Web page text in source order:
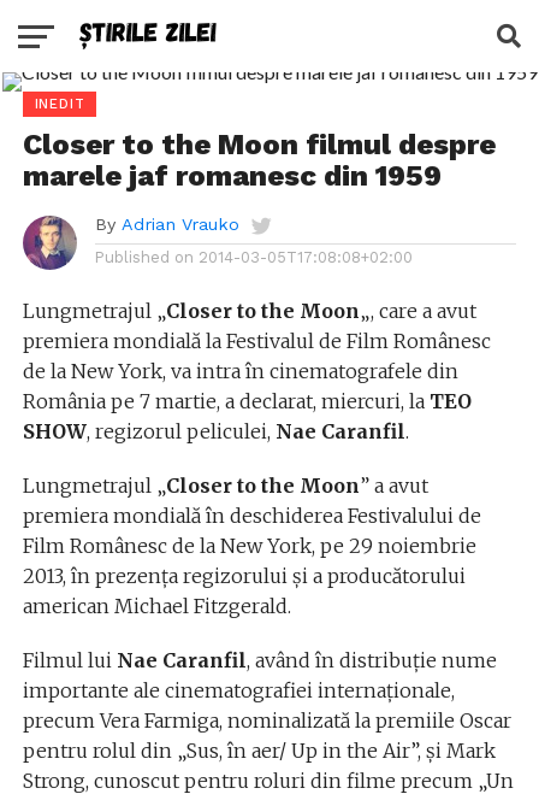
INEDIT
Closer to the Moon filmul despre
marele jaf romanesc din 1959
By Adrian Vrauko
Published on 2014-03-05T17:08:08+02:00
Lungmetrajul „Closer to the Moon„, care a avut
premiera mondială la Festivalul de Film Românesc
de la New York, va intra în cinematografele din
România pe 7 martie, a declarat, miercuri, la TEO
SHOW, regizorul peliculei, Nae Caranfil.
Lungmetrajul „Closer to the Moon” a avut
premiera mondială în deschiderea Festivalului de
Film Românesc de la New York, pe 29 noiembrie
2013, în prezenţa regizorului şi a producătorului
american Michael Fitzgerald.
Filmul lui Nae Caranfil, având în distribuţie nume
importante ale cinematografiei internaţionale,
precum Vera Farmiga, nominalizată la premiile Oscar
pentru rolul din „Sus, în aer/ Up in the Air”, şi Mark
Strong, cunoscut pentru roluri din filme precum „Un